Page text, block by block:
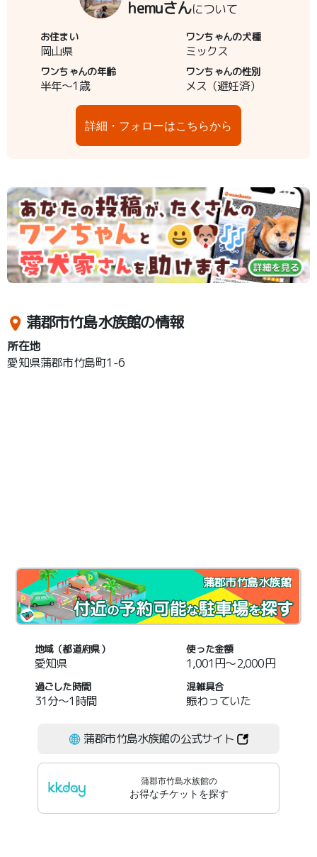
hemuさんについて
お住まい
岡山県
ワンちゃんの犬種
ミックス
ワンちゃんの年齢
半年～1歳
ワンちゃんの性別
メス（避妊済）
詳細・フォローはこちらから
蒲郡市竹島水族館の情報
所在地
愛知県蒲郡市竹島町1-6
蒲郡市竹島水族館
地域（都道府県）
愛知県
使った金額
1,001円～2,000円
過ごした時間
31分～1時間
混雑具合
賑わっていた
蒲郡市竹島水族館の公式サイト
蒲郡市竹島水族館の
お得なチケットを探す